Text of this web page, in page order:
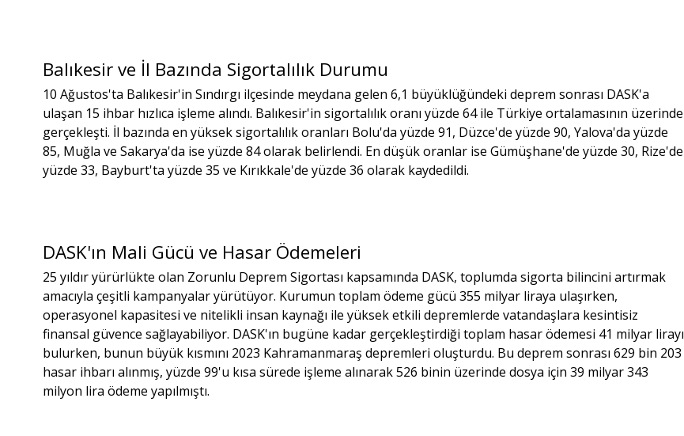
Balıkesir ve İl Bazında Sigortalılık Durumu
10 Ağustos'ta Balıkesir'in Sındırgı ilçesinde meydana gelen 6,1 büyüklüğündeki deprem sonrası DASK'a
ulaşan 15 ihbar hızlıca işleme alındı. Balıkesir'in sigortalılık oranı yüzde 64 ile Türkiye ortalamasının üzerinde
gerçekleşti. İl bazında en yüksek sigortalılık oranları Bolu'da yüzde 91, Düzce'de yüzde 90, Yalova'da yüzde
85, Muğla ve Sakarya'da ise yüzde 84 olarak belirlendi. En düşük oranlar ise Gümüşhane'de yüzde 30, Rize'de
yüzde 33, Bayburt'ta yüzde 35 ve Kırıkkale'de yüzde 36 olarak kaydedildi.
DASK'ın Mali Gücü ve Hasar Ödemeleri
25 yıldır yürürlükte olan Zorunlu Deprem Sigortası kapsamında DASK, toplumda sigorta bilincini artırmak
amacıyla çeşitli kampanyalar yürütüyor. Kurumun toplam ödeme gücü 355 milyar liraya ulaşırken,
operasyonel kapasitesi ve nitelikli insan kaynağı ile yüksek etkili depremlerde vatandaşlara kesintisiz
finansal güvence sağlayabiliyor. DASK'ın bugüne kadar gerçekleştirdiği toplam hasar ödemesi 41 milyar lirayı
bulurken, bunun büyük kısmını 2023 Kahramanmaraş depremleri oluşturdu. Bu deprem sonrası 629 bin 203
hasar ihbarı alınmış, yüzde 99'u kısa sürede işleme alınarak 526 binin üzerinde dosya için 39 milyar 343
milyon lira ödeme yapılmıştı.